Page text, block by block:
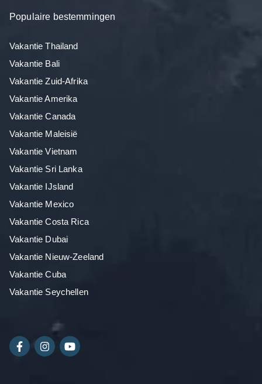
Populaire bestemmingen
Vakantie Thailand
Vakantie Bali
Vakantie Zuid-Afrika
Vakantie Amerika
Vakantie Canada
Vakantie Maleisië
Vakantie Vietnam
Vakantie Sri Lanka
Vakantie IJsland
Vakantie Mexico
Vakantie Costa Rica
Vakantie Dubai
Vakantie Nieuw-Zeeland
Vakantie Cuba
Vakantie Seychellen